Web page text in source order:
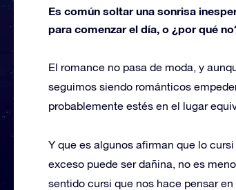
Es común soltar una sonrisa
para comenzar el día, o ¿por qué
El romance no pasa de moda, y
seguimos siendo románticos
probablemente estés en el lugar
Y que es algunos afirman que lo
exceso puede ser dañina, no es
sentido cursi que nos hace pensar